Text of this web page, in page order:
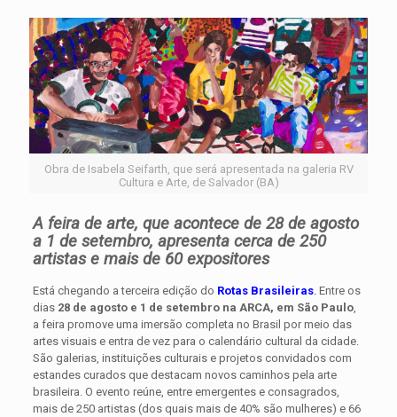
Obra de Isabela Seifarth, que será apresentada na galeria RV
Cultura e Arte, de Salvador (BA)
A feira de arte, que acontece de 28 de agosto
a 1 de setembro, apresenta cerca de 250
artistas e mais de 60 expositores
Está chegando a terceira edição do Rotas Brasileiras. Entre os
dias 28 de agosto e 1 de setembro na ARCA, em São Paulo,
a feira promove uma imersão completa no Brasil por meio das
artes visuais e entra de vez para o calendário cultural da cidade.
São galerias, instituições culturais e projetos convidados com
estandes curados que destacam novos caminhos pela arte
brasileira. O evento reúne, entre emergentes e consagrados,
mais de 250 artistas (dos quais mais de 40% são mulheres) e 66